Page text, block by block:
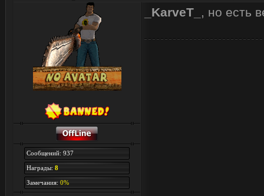
Сообщений: 937
Награды: 8
Замечания: 0%
_KarveT_ , но есть